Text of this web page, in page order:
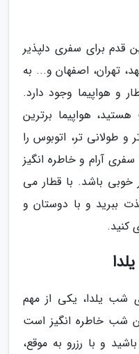
قدم برای سفری دلپذیر
تهران، اصفهان و... به
و هواپیما وجود دارد.
هواپیما برترین
طولانی تر، اتوبوس را
سفری آرام و خاطره انگیز
خوبی باشد. با قطار می
ببرید و با دوستان و
کنید.
شب یلدا، یکی از مهم
شب خاطره انگیز است
و با رزرو به موقع،